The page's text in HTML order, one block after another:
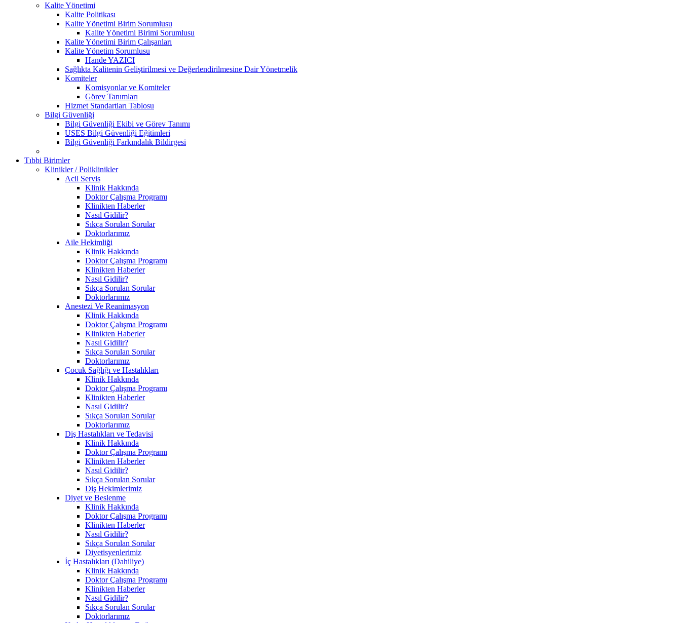
Kalite Yönetimi
Kalite Politikası
Kalite Yönetimi Birim Sorumlusu
Kalite Yönetimi Birimi Sorumlusu
Kalite Yönetimi Birim Çalışanları
Kalite Yönetim Sorumlusu
Hande YAZICI
Sağlıkta Kalitenin Geliştirilmesi ve Değerlendirilmesine Dair Yönetmelik
Komiteler
Komisyonlar ve Komiteler
Görev Tanımları
Hizmet Standartları Tablosu
Bilgi Güvenliği
Bilgi Güvenliği Ekibi ve Görev Tanımı
USES Bilgi Güvenliği Eğitimleri
Bilgi Güvenliği Farkındalık Bildirgesi
Tıbbi Birimler
Klinikler / Poliklinikler
Acil Servis
Klinik Hakkında
Doktor Çalışma Programı
Klinikten Haberler
Nasıl Gidilir?
Sıkça Sorulan Sorular
Doktorlarımız
Aile Hekimliği
Klinik Hakkında
Doktor Çalışma Programı
Klinikten Haberler
Nasıl Gidilir?
Sıkça Sorulan Sorular
Doktorlarımız
Anestezi Ve Reanimasyon
Klinik Hakkında
Doktor Çalışma Programı
Klinikten Haberler
Nasıl Gidilir?
Sıkça Sorulan Sorular
Doktorlarımız
Çocuk Sağlığı ve Hastalıkları
Klinik Hakkında
Doktor Çalışma Programı
Klinikten Haberler
Nasıl Gidilir?
Sıkça Sorulan Sorular
Doktorlarımız
Diş Hastalıkları ve Tedavisi
Klinik Hakkında
Doktor Çalışma Programı
Klinikten Haberler
Nasıl Gidilir?
Sıkça Sorulan Sorular
Diş Hekimlerimiz
Diyet ve Beslenme
Klinik Hakkında
Doktor Çalışma Programı
Klinikten Haberler
Nasıl Gidilir?
Sıkça Sorulan Sorular
Diyetisyenlerimiz
İç Hastalıkları (Dahiliye)
Klinik Hakkında
Doktor Çalışma Programı
Klinikten Haberler
Nasıl Gidilir?
Sıkça Sorulan Sorular
Doktorlarımız